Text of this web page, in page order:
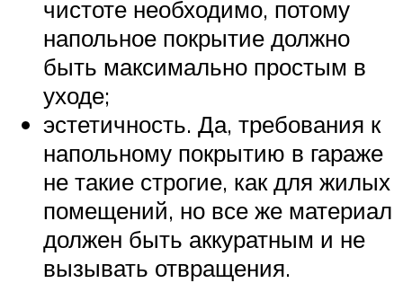
чистоте необходимо, потому
напольное покрытие должно
быть максимально простым в
уходе;
эстетичность. Да, требования к
напольному покрытию в гараже
не такие строгие, как для жилых
помещений, но все же материал
должен быть аккуратным и не
вызывать отвращения.